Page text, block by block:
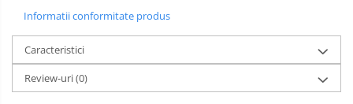
Informatii conformitate produs
Caracteristici
Review-uri(0)